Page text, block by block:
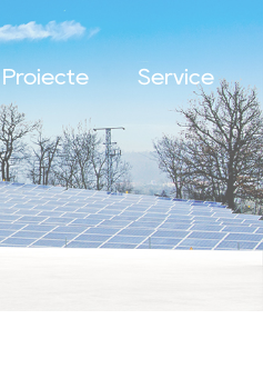
Proiecte Service